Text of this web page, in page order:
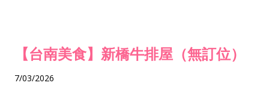
【台南美食】新橋牛排屋（無訂位）
7/03/2026